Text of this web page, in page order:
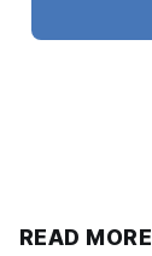
READ MORE